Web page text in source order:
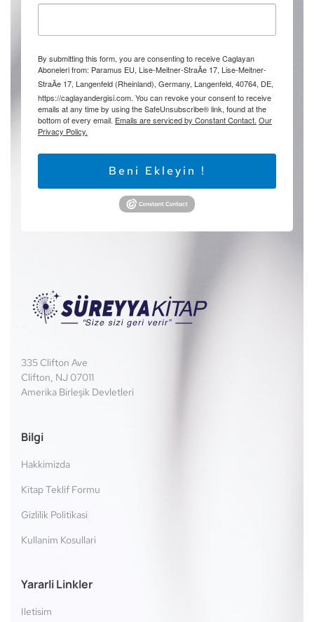
By submitting this form, you are consenting to receive Caglayan
Aboneleri from: Paramus EU, Lise-Meitner-StraÃe 17, Lise-Meitner-
StraÃe 17, Langenfeld (Rheinland), Germany, Langenfeld, 40764, DE,
https://caglayandergisi.com. You can revoke your consent to receive
emails at any time by using the SafeUnsubscribe® link, found at the
bottom of every email. Emails are serviced by Constant Contact. Our
Privacy Policy.
Beni Ekleyin !
335 Clifton Ave
Clifton, NJ 07011
Amerika Birleşik Devletleri
Bilgi
Hakkimizda
Kitap Teklif Formu
Gizlilik Politikasi
Kullanim Kosullari
Yararli Linkler
Iletisim